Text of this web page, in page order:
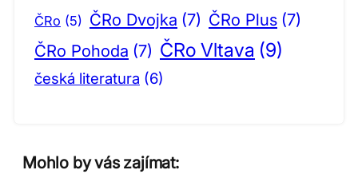
ČRo (5) ČRo Dvojka (7) ČRo Plus (7)
ČRo Pohoda (7) ČRo Vltava (9)
česká literatura (6)
Mohlo by vás zajímat: